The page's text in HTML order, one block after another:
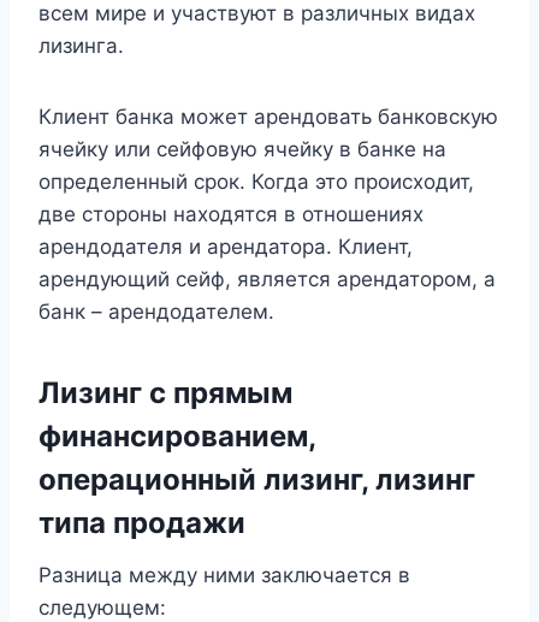
всем мире и участвуют в различных видах
лизинга.
Клиент банка может арендовать банковскую
ячейку или сейфовую ячейку в банке на
определенный срок. Когда это происходит,
две стороны находятся в отношениях
арендодателя и арендатора. Клиент,
арендующий сейф, является арендатором, а
банк – арендодателем.
Лизинг с прямым
финансированием,
операционный лизинг, лизинг
типа продажи
Разница между ними заключается в
следующем: